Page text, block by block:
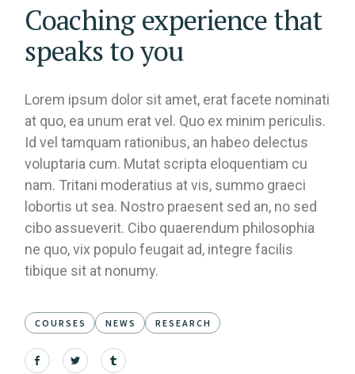
Coaching experience that
speaks to you
Lorem ipsum dolor sit amet, erat facete nominati
at quo, ea unum erat vel. Quo ex minim periculis.
Id vel tamquam rationibus, an habeo delectus
voluptaria cum. Mutat scripta eloquentiam cu
nam. Tritani moderatius at vis, summo graeci
lobortis ut sea. Nostro praesent sed an, no sed
cibo assueverit. Cibo quaerendum philosophia
ne quo, vix populo feugait ad, integre facilis
tibique sit at nonumy.
COURSES NEWS RESEARCH